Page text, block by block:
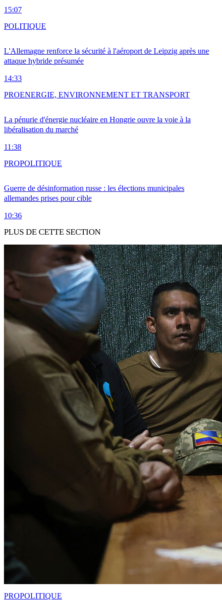
15:07
L'Allemagne renforce la sécurité à l'aéroport de Leipzig après une
attaque hybride présumée
14:33
POLITIQUE
La pénurie d'énergie nucléaire en Hongrie ouvre la voie à la
libéralisation du marché
11:38
PROENERGIE, ENVIRONNEMENT ET TRANSPORT
Guerre de désinformation russe : les élections municipales
allemandes prises pour cible
10:36
PROPOLITIQUE
PLUS DE CETTE SECTION
PROPOLITIQUE